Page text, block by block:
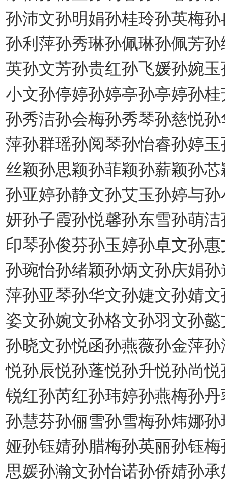
孙沛文孙明娟孙桂玲孙英梅
孙利萍孙秀琳孙佩琳孙佩芳
英孙文芳孙贵红孙飞媛孙婉
小文孙停婷孙婷亭孙亭婷孙
孙秀洁孙会梅孙秀琴孙慈悦
萍孙群瑶孙阅琴孙怡睿孙婷
丝颖孙思颖孙菲颖孙薪颖孙
孙亚婷孙静文孙艾玉孙婷与
妍孙子霞孙悦馨孙东雪孙萌
印琴孙俊芬孙玉婷孙卓文孙
孙琬怡孙绪颖孙炳文孙庆娟
萍孙亚琴孙华文孙婕文孙婧
姿文孙婉文孙格文孙羽文孙
孙晓文孙悦函孙燕薇孙金萍
悦孙辰悦孙蓬悦孙升悦孙尚
锐红孙芮红孙玮婷孙燕梅孙
孙慧芬孙俪雪孙雪梅孙炜娜
娅孙钰婧孙腊梅孙英丽孙钰
思媛孙瀚文孙怡诺孙侨婧孙